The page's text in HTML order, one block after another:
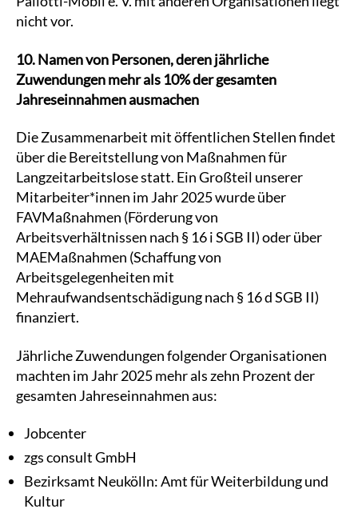
nicht vor.
10. Namen von Personen, deren jährliche
Zuwendungen mehr als 10% der gesamten
Jahreseinnahmen ausmachen
Die Zusammenarbeit mit öffentlichen Stellen findet
über die Bereitstellung von Maßnahmen für
Langzeitarbeitslose statt. Ein Großteil unserer
Mitarbeiter*innen im Jahr 2025 wurde über
FAVMaßnahmen (Förderung von
Arbeitsverhältnissen nach § 16 i SGB II) oder über
MAEMaßnahmen (Schaffung von
Arbeitsgelegenheiten mit
Mehraufwandsentschädigung nach § 16 d SGB II)
finanziert.
Jährliche Zuwendungen folgender Organisationen
machten im Jahr 2025 mehr als zehn Prozent der
gesamten Jahreseinnahmen aus:
Jobcenter
zgs consult GmbH
Bezirksamt Neukölln: Amt für Weiterbildung und
Kultur